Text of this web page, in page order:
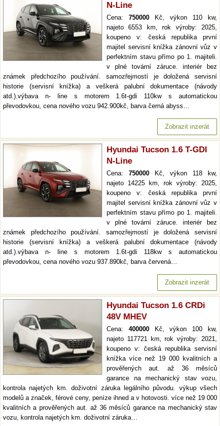
N-Line
Cena: 750000 Kč, výkon 110 kw,
najeto 6553 km, rok výroby: 2025,
koupeno v: česká republika první
majitel servisní knížka zánovní vůz v
perfektním stavu přímo po 1. majiteli.
v plné tovární záruce. interiér bez
známek předchozího používání. samozřejmostí je doložená servisní
historie (servisní knížka) a veškerá palubní dokumentace (návody
atd.).výbava n- line s motorem 1.6t-gdi 110kw s automatickou
převodovkou, cena nového vozu 942.900kč, barva černá abyss…
Zobrazit inzerát
Hyundai Tucson 1.6 T-GDI
N-Line
Cena: 750000 Kč, výkon 118 kw,
najeto 14225 km, rok výroby: 2025,
koupeno v: česká republika první
majitel servisní knížka zánovní vůz v
perfektním stavu přímo po 1. majiteli.
v plné tovární záruce. interiér bez
známek předchozího používání. samozřejmostí je doložená servisní
historie (servisní knížka) a veškerá palubní dokumentace (návody
atd.).výbava n- line s motorem 1.6t-gdi 118kw s automatickou
převodovkou, cena nového vozu 937.890kč, barva červená…
Zobrazit inzerát
Hyundai Tucson 1.6 CRDi
48V MHEV
Cena: 400000Kč, výkon 100 kw,
najeto 117721 km, rok výroby: 2021,
koupeno v: česká republika servisní
knížka více než 19 000 kvalitních a
prověřených aut. až 36 měsíců
garance na mechanický stav vozu,
kontrola najetých km. doživotní záruka legálního původu. výkup všech
modelů a značek, férové ceny, peníze ihned a v hotovosti. více než 19 000
kvalitních a prověřených aut. až 36 měsíců garance na mechanický stav
vozu, kontrola najetých km. doživotní záruka…